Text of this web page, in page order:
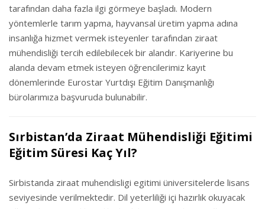
tarafından daha fazla ilgi görmeye başladı. Modern
yöntemlerle tarım yapma, hayvansal üretim yapma adına
insanlığa hizmet vermek isteyenler tarafından ziraat
mühendisliği tercih edilebilecek bir alandır. Kariyerine bu
alanda devam etmek isteyen öğrencilerimiz kayıt
dönemlerinde Eurostar Yurtdışı Eğitim Danışmanlığı
bürolarımıza başvuruda bulunabilir.
Sırbistan’da Ziraat Mühendisliği Eğitimi
Eğitim Süresi Kaç Yıl?
Sirbistanda ziraat muhendisligi egitimi üniversitelerde lisans
seviyesinde verilmektedir. Dil yeterliliği içi hazırlık okuyacak